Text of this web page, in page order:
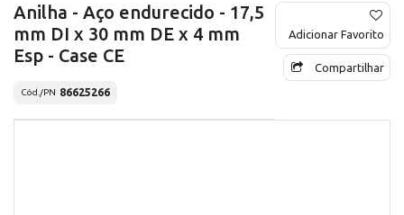
Anilha - Aço endurecido - 17,5
mm DI x 30 mm DE x 4 mm
Esp - Case CE
Cód./PN 86625266
Adicionar Favorito
Compartilhar